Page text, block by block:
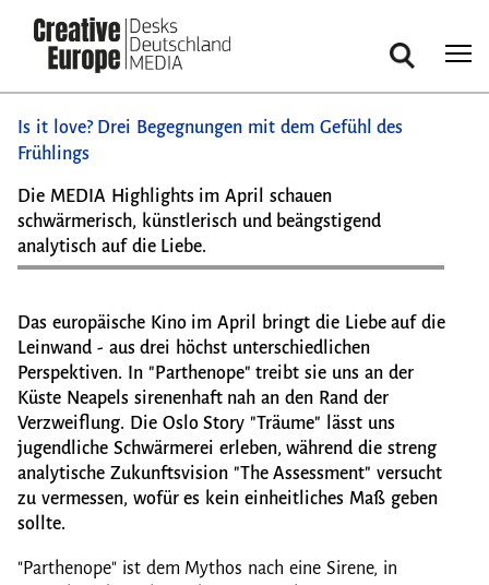
zum
Inhalt
Suche
Is it love? Drei Begegnungen mit dem Gefühl des
Frühlings
Die MEDIA Highlights im April schauen
schwärmerisch, künstlerisch und beängstigend
analytisch auf die Liebe.
Das europäische Kino im April bringt die Liebe auf die
Leinwand - aus drei höchst unterschiedlichen
Perspektiven. In "Parthenope" treibt sie uns an der
Küste Neapels sirenenhaft nah an den Rand der
Verzweiflung. Die Oslo Story "Träume" lässt uns
jugendliche Schwärmerei erleben, während die streng
analytische Zukunftsvision "The Assessment" versucht
zu vermessen, wofür es kein einheitliches Maß geben
sollte.
"Parthenope" ist dem Mythos nach eine Sirene, in